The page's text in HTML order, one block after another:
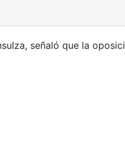
señaló que la